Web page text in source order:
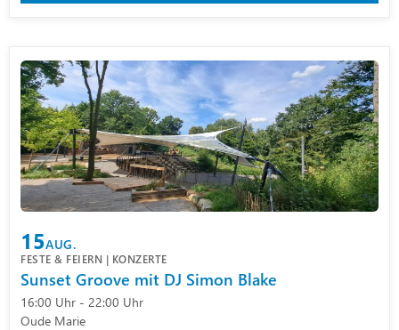
15AUG.
FESTE & FEIERN | KONZERTE
Sunset Groove mit DJ Simon Blake
16:00 Uhr - 22:00 Uhr
Oude Marie